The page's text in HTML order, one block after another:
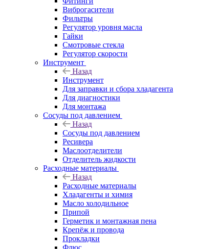
Виброгасители
Фильтры
Регулятор уровня масла
Гайки
Смотровые стекла
Регулятор скорости
Инструмент
Назад
Инструмент
Для заправки и сбора хладагента
Для диагностики
Для монтажа
Сосуды под давлением
Назад
Сосуды под давлением
Ресивера
Маслоотделители
Отделитель жидкости
Расходные материалы
Назад
Расходные материалы
Хладагенты и химия
Масло холодильное
Припой
Герметик и монтажная пена
Крепёж и провода
Прокладки
Флюс